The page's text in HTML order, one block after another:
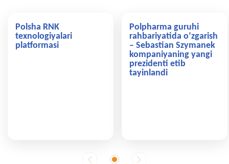
Polsha RNK
texnologiyalari
platformasi
Polpharma guruhi
rahbariyatida o‘zgarish
– Sebastian Szymanek
kompaniyaning yangi
prezidenti etib
tayinlandi